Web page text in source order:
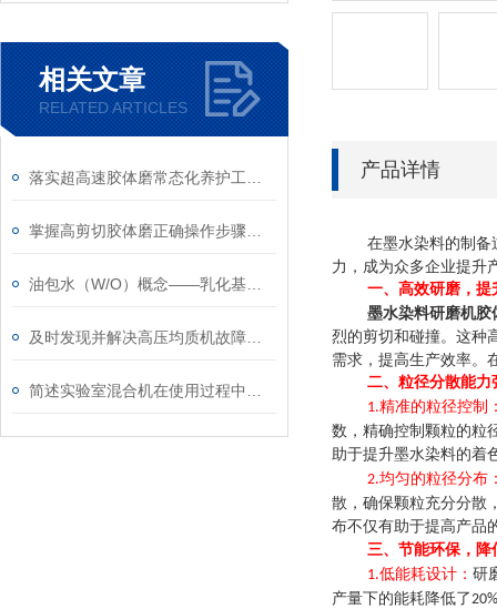
相关文章
RELATED ARTICLES
产品详情
在墨水染料的制备
力，成为众多企业提升
一、高效研磨，提
墨水染料研磨机胶
烈的剪切和碰撞。这种
需求，提高生产效率。
二、粒径分散能力
1.精准的粒径控制
数，精确控制颗粒的粒
助于提升墨水染料的着
2.均匀的粒径分布
散，确保颗粒充分分散
布不仅有助于提高产品
三、节能环保，降
1.低能耗设计： 研
产量下的能耗降低了20%